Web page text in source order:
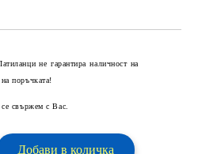
не гарантира наличност на
поръчката!
свържем с Вас.